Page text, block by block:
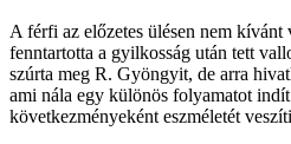
A férfi az előzetes ülésen nem
fenntartotta a gyilkosság után tett
szúrta meg R. Gyöngyit, de arra
ami nála egy különös folyamatot
következményeként eszméletét